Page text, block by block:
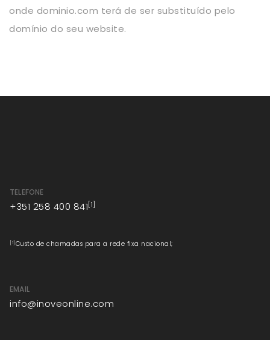
onde dominio.com terá de ser substituído pelo
domínio do seu website.
TELEFONE
+351 258 400 841[1]
[1] Custo de chamadas para a rede fixa nacional;
EMAIL
info@inoveonline.com